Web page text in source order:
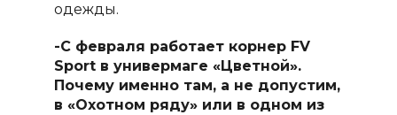
одежды.
-С февраля работает корнер FV
Sportв универмаге «Цветной».
Почему именно там, а не допустим,
в «Охотном ряду» или в одном из